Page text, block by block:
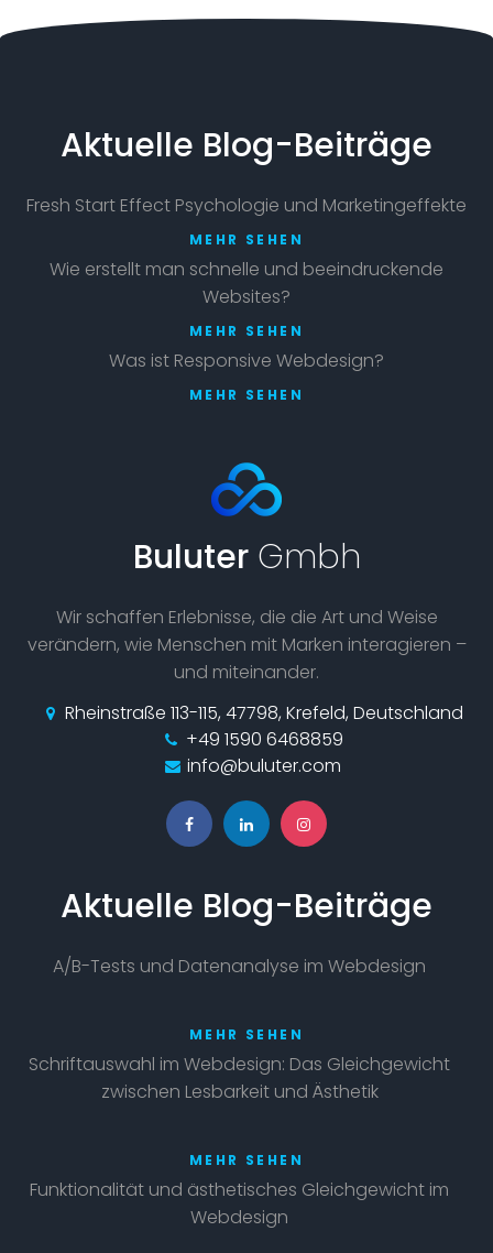
Aktuelle Blog-Beiträge
Fresh Start Effect Psychologie und Marketingeffekte
MEHR SEHEN
Wie erstellt man schnelle und beeindruckende
Websites?
MEHR SEHEN
Was ist Responsive Webdesign?
MEHR SEHEN
Buluter Gmbh
Wir schaffen Erlebnisse, die die Art und Weise
verändern, wie Menschen mit Marken interagieren –
und miteinander.
Rheinstraße 113-115, 47798, Krefeld, Deutschland
+49 1590 6468859
info@buluter.com
Aktuelle Blog-Beiträge
A/B-Tests und Datenanalyse im Webdesign
MEHR SEHEN
Schriftauswahl im Webdesign: Das Gleichgewicht
zwischen Lesbarkeit und Ästhetik
MEHR SEHEN
Funktionalität und ästhetisches Gleichgewicht im
Webdesign